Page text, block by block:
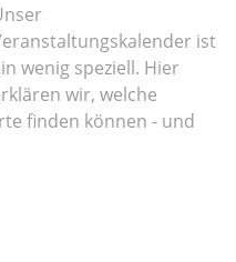
ist
wenig speziell. Hier
wir, welche
finden können - und